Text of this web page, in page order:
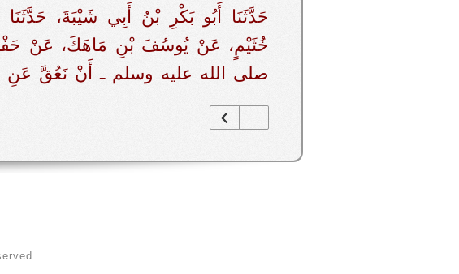
حَدَّثَنَا أَبُو بَكْرِ بْنُ أَبِي شَيْبَةَ،
خُثَيْمٍ، عَنْ يُوسُفَ بْنِ مَاهَكَ، عَنْ
صلى الله عليه وسلم ـ أَنْ نَعُقَّ عَنِ